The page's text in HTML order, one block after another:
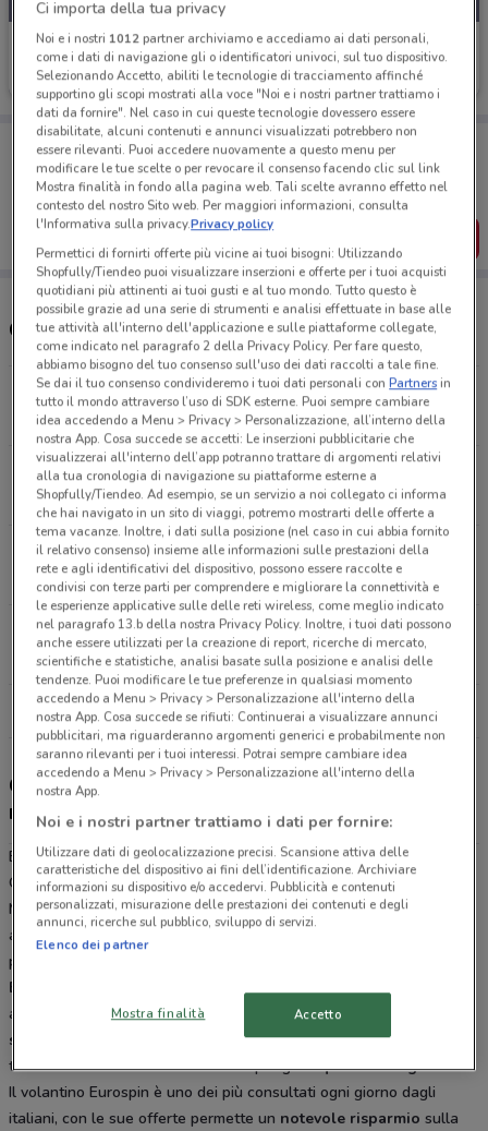
Eurospin
Scade domenica
Porta DoveConviene sempre con te!
Puoi trovare le migliori offerte dei negozi vicino a te,
salvarle e creare la tua lista del risparmio, comodamente
dal tuo cellulare.
SCARICA L’APP
Orari e Negozi Eurospin
Via Quasimodo, 32 Altamura
1.2 km
APERTO
Viale Italia Matera
17.6 km
APERTO
Via Montescaglioso Matera
20.8 km
APERTO
Via Prov.Le Palo-Binetto Palo Del Colle
27.6 km
APERTO
Tutti i negozi Eurospin
Gli sconti del nuovo volantino Eurospin e i
negozi
Eurospin è presente in vari punti della città: lo trovi in Via
Quasimodo 32 Altamura, Viale Italia Matera, Via Montescaglioso
Matera, Via Prov.Le Palo-Binetto Palo Del Colle. Tutti i negozi sono
aperti tutti i giorni dal Lunedì alla Sabato e offrono i migliori
prodotti per la tua spesa.
Eurospin
i prezzi più bassi nel mercato
a Altamura. La traiettoria vincente della catena è quella di portare
solo il meglio
sulla tua tavola, seguendo la ormai crescente
tendenza del consumatore italiano per gliacquisti intelligenti.
Il volantino Eurospin è uno dei più consultati ogni giorno dagli
italiani, con le sue offerte permette un notevole risparmio sulla
Ci importa della tua privacy
Noi e i nostri 1012partner archiviamo e accediamo ai dati personali,
come i dati di navigazione gli o identificatori univoci, sul tuo dispositivo.
Selezionando Accetto, abiliti le tecnologie di tracciamento affinché
supportino gli scopi mostrati alla voce "Noi e i nostri partner trattiamo i
dati da fornire". Nel caso in cui queste tecnologie dovessero essere
disabilitate, alcuni contenuti e annunci visualizzati potrebbero non
essere rilevanti. Puoi accedere nuovamente a questo menu per
modificare le tue scelte o per revocare il consenso facendo clic sul link
Mostra finalità in fondo alla pagina web. Tali scelte avranno effetto nel
contesto del nostro Sito web. Per maggiori informazioni, consulta
l'Informativa sulla privacy.Privacy policy
Permettici di fornirti offerte più vicine ai tuoi bisogni: Utilizzando
Shopfully/Tiendeo puoi visualizzare inserzioni e offerte per i tuoi acquisti
quotidiani più attinenti ai tuoi gusti e al tuo mondo. Tutto questo è
possibile grazie ad una serie di strumenti e analisi effettuate in base alle
tue attività all'interno dell'applicazione e sulle piattaforme collegate,
come indicato nel paragrafo 2 della Privacy Policy. Per fare questo,
abbiamo bisogno del tuo consenso sull'uso dei dati raccolti a tale fine.
Se dai il tuo consenso condivideremo i tuoi dati personali conPartnersin
tutto il mondo attraverso l’uso di SDK esterne. Puoi sempre cambiare
idea accedendo a Menu > Privacy > Personalizzazione, all’interno della
nostra App. Cosa succede se accetti: Le inserzioni pubblicitarie che
visualizzerai all'interno dell’app potranno trattare di argomenti relativi
alla tua cronologia di navigazione su piattaforme esterne a
Shopfully/Tiendeo. Ad esempio, se un servizio a noi collegato ci informa
che hai navigato in un sito di viaggi, potremo mostrarti delle offerte a
tema vacanze. Inoltre, i dati sulla posizione (nel caso in cui abbia fornito
il relativo consenso) insieme alle informazioni sulle prestazioni della
rete e agli identificativi del dispositivo, possono essere raccolte e
condivisi con terze parti per comprendere e migliorare la connettività e
le esperienze applicative sulle delle reti wireless, come meglio indicato
nel paragrafo 13.b della nostra Privacy Policy. Inoltre, i tuoi dati possono
anche essere utilizzati per la creazione di report, ricerche di mercato,
scientifiche e statistiche, analisi basate sulla posizione e analisi delle
tendenze. Puoi modificare le tue preferenze in qualsiasi momento
accedendo a Menu > Privacy > Personalizzazione all'interno della
nostra App. Cosa succede se rifiuti: Continuerai a visualizzare annunci
pubblicitari, ma riguarderanno argomenti generici e probabilmente non
saranno rilevanti per i tuoi interessi. Potrai sempre cambiare idea
accedendo a Menu > Privacy > Personalizzazione all'interno della
nostra App.
Noi e i nostri partner trattiamo i dati per fornire:
Utilizzare dati di geolocalizzazione precisi. Scansione attiva delle
caratteristiche del dispositivo ai fini dell’identificazione. Archiviare
informazioni su dispositivo e/o accedervi. Pubblicità e contenuti
personalizzati, misurazione delle prestazioni dei contenuti e degli
annunci, ricerche sul pubblico, sviluppo di servizi.
Elenco dei partner
Mostra finalità Accetto